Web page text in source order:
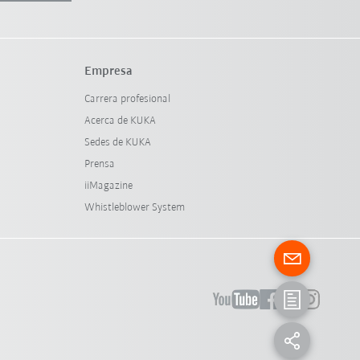
Empresa
Carrera profesional
Acerca de KUKA
Sedes de KUKA
Prensa
iiMagazine
Whistleblower System